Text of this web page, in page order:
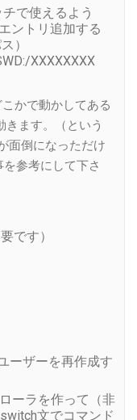
で使えるよう
ントリ追加する
）
XXXXXXXX
かで動かしてある
きます。（という
面倒になっただけ
参考にして下さ
です）
ーザーを再作成す
ーラを作って（非
文でコマンド